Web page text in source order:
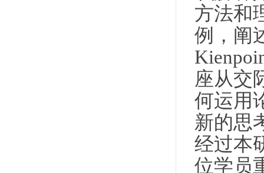
方法和
例，阐
座从交
何运用
新的思
经过本
位学员